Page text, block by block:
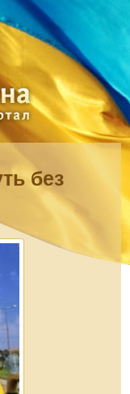
без